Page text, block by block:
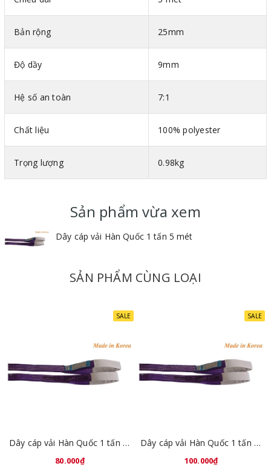
Bản rộng : Mỗi 25mm ứng với tải trọng 1 tấn
Vật liệu : 100% polyester
Hệ số an toàn : 7:1
Bản rộng 25mm
Độ dầy 9mm
Hệ số an toàn 7:1
Chất liệu 100% polyester
Trọng lượng 0.98kg
Sản phẩm vừa xem
Dây cáp vải Hàn Quốc 1 tấn 5 mét
SẢN PHẨM CÙNG LOẠI
SALE
Dây cáp vải Hàn Quốc 1 tấn 1 mét
80.000₫
SALE
Dây cáp vải Hàn Quốc 1 tấn 2 mét
100.000₫